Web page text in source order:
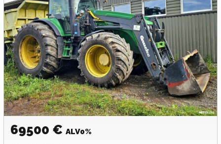
69500 € ALV0%